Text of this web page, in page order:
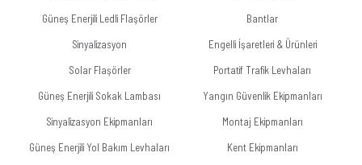
Güneş Enerjili Ledli Flaşörler
Sinyalizasyon
Solar Flaşörler
Güneş Enerjili Sokak Lambası
Sinyalizasyon Ekipmanları
Güneş Enerjili Yol Bakım Levhaları
Bantlar
Engelli İşaretleri & Ürünleri
Portatif Trafik Levhaları
Yangın Güvenlik Ekipmanları
Montaj Ekipmanları
Kent Ekipmanları